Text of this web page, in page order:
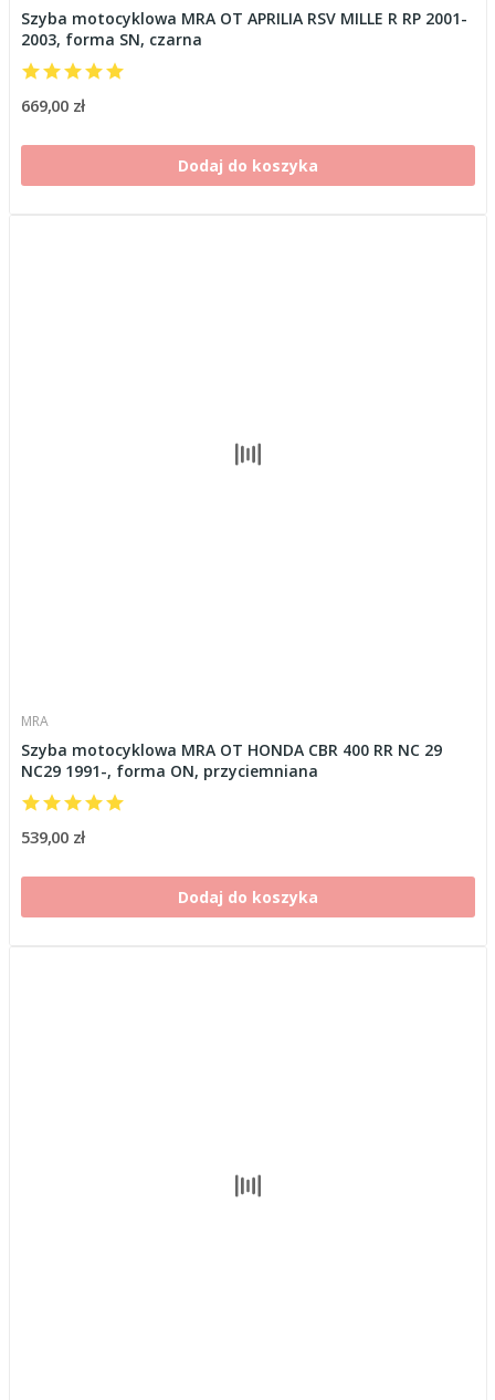
Szyba motocyklowa MRA OT APRILIA RSV MILLE R RP 2001-
2003, forma SN, czarna
669,00 zł
Dodaj do koszyka
MRA
Szyba motocyklowa MRA OT HONDA CBR 400 RR NC 29
NC29 1991-, forma ON, przyciemniana
539,00 zł
Dodaj do koszyka